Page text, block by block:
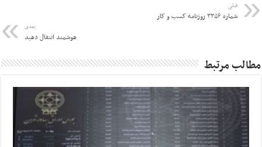
قبلی
شماره ۳۳۵۶ روزنامه کسب و کار
بعدی
هوشمند انتقال دهید
مطالب مرتبط